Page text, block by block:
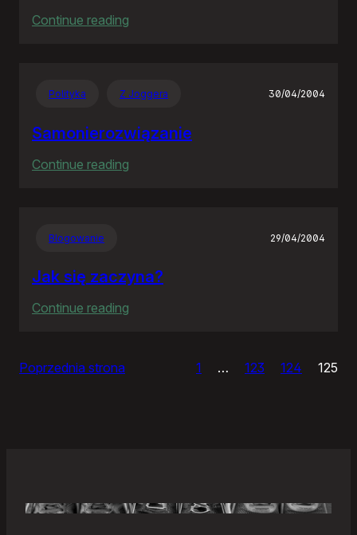
Continue reading
Polityka Z Joggera 30/04/2004
Samonierozwiązanie
Continue reading
Blogowanie 29/04/2004
Jak się zaczyna?
Continue reading
Poprzednia strona 1 … 123 124 125